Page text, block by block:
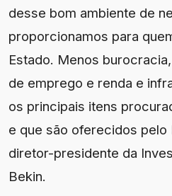
desse bom ambiente de
proporcionamos para
Estado. Menos
de emprego e renda e
os principais itens
e que são oferecidos pelo
diretor-presidente da
Bekin.